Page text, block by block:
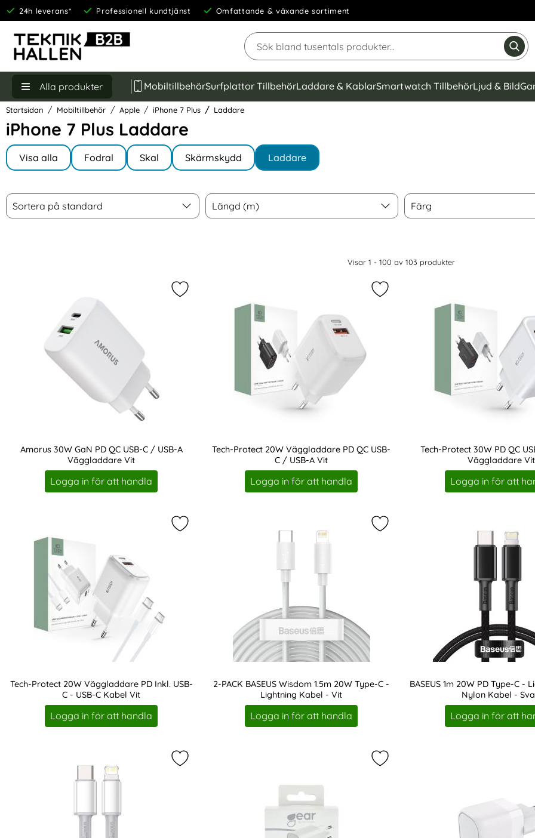
24h leverans* Professionell kundtjänst Omfattande & växande sortiment
Sök
Sök på Narse Group AB
Alla produkter MobiltillbehörSurfplattor TillbehörLaddare & KablarSmartwatch TillbehörLjud & Bild
Startsidan Mobiltillbehör Apple iPhone 7 Plus Laddare
iPhone 7 Plus Laddare
Hoppa
produkter
Underkategorier
Visa alla
I iPhone 7 Plus Fodral Skal Skärmskydd Laddare
Hoppa
över
Filtrera & sortera
Sortera
Sortera på standard
Längd (m)
Längd (m)
Färg
Färg
Visar 1 - 100 av 103 produkter
Amorus 30W GaN PD QC USB-C / USB-A
Väggladdare Vit
Art. nr 243638
Logga in för att handla
Markera amorus 30W GaN PD QC USB-C / USB-A Väggladdare Vit som favorit
Tech-Protect 20W Väggladdare PD QC USB-
C / USB-A Vit
Art. nr 208135
Logga in för att handla
Markera tech-Protect 20W
Tech-Protect 30W PD QC
Väggladdare Vit
Art. nr 208346
Logga in för att
Tech-Protect 20W Väggladdare PD Inkl. USB-
C - USB-C Kabel Vit
Art. nr 213993
Logga in för att handla
Markera tech-Protect 20W Väggladdare PD Inkl. USB-C - USB-C Kabel Vit som
2-PACK BASEUS Wisdom 1.5m 20W Type-C -
Lightning Kabel - Vit
Art. nr 17159
Logga in för att handla
Markera 2-PACK BASEUS Wisdom
BASEUS 1m 20W PD Type-C -
Nylon Kabel -
Art. nr 17160
Logga in för att
Markera bASEUS 2m 20W PD Type-C - Lightning Flätad Nylon Kabel - Vit som
Markera gEAR 20W PD